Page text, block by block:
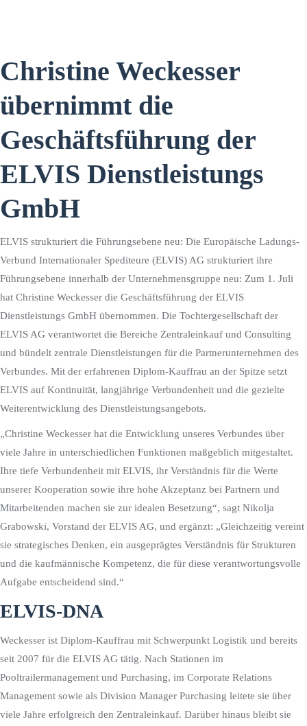
Christine Weckesser
übernimmt die
Geschäftsführung der
ELVIS Dienstleistungs
GmbH
ELVIS strukturiert die Führungsebene neu: Die Europäische Ladungs-
Verbund Internationaler Spediteure (ELVIS) AG strukturiert ihre
Führungsebene innerhalb der Unternehmensgruppe neu: Zum 1. Juli
hat Christine Weckesser die Geschäftsführung der ELVIS
Dienstleistungs GmbH übernommen. Die Tochtergesellschaft der
ELVIS AG verantwortet die Bereiche Zentraleinkauf und Consulting
und bündelt zentrale Dienstleistungen für die Partnerunternehmen des
Verbundes. Mit der erfahrenen Diplom-Kauffrau an der Spitze setzt
ELVIS auf Kontinuität, langjährige Verbundenheit und die gezielte
Weiterentwicklung des Dienstleistungsangebots.
„Christine Weckesser hat die Entwicklung unseres Verbundes über
viele Jahre in unterschiedlichen Funktionen maßgeblich mitgestaltet.
Ihre tiefe Verbundenheit mit ELVIS, ihr Verständnis für die Werte
unserer Kooperation sowie ihre hohe Akzeptanz bei Partnern und
Mitarbeitenden machen sie zur idealen Besetzung“, sagt Nikolja
Grabowski, Vorstand der ELVIS AG, und ergänzt: „Gleichzeitig vereint
sie strategisches Denken, ein ausgeprägtes Verständnis für Strukturen
und die kaufmännische Kompetenz, die für diese verantwortungsvolle
Aufgabe entscheidend sind.“
ELVIS-DNA
Weckesser ist Diplom-Kauffrau mit Schwerpunkt Logistik und bereits
seit 2007 für die ELVIS AG tätig. Nach Stationen im
Pooltrailermanagement und Purchasing, im Corporate Relations
Management sowie als Division Manager Purchasing leitete sie über
viele Jahre erfolgreich den Zentraleinkauf. Darüber hinaus bleibt sie